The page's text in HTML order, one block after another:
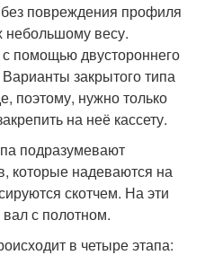
повреждения профиля
небольшому весу.
помощью двустороннего
закрытого типа
поэтому, нужно только
на неё кассету.
подразумевают
которые надеваются на
скотчем. На эти
с полотном.
в четыре этапа: